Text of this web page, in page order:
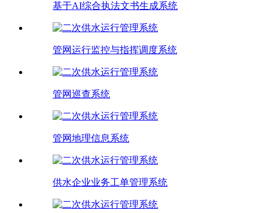
基于AI综合执法文书生成系统
管网运行监控与指挥调度系统
管网巡查系统
管网地理信息系统
供水企业业务工单管理系统